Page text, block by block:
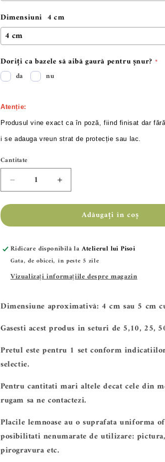
Dimensiuni 4 cm
Doriți ca bazele să aibă gaură pentru șnur?
da nu
Atenție:
Produsulvine exactca în poză,fiind finisat dar
ise adaugavreun strat deprotecție sau lac.
Cantitate
Cantitate
Reduceți
cantitatea
Baza
blank-
Iepuras
21
Creșteți
cantitatea
pentru
Baza
blank-
Iepuras
21
Adăugați în coș
Ridicare disponibilă la Atelierul lui Pisoi
Gata, de obicei, în peste 5 zile
Vizualizați informațiile despre magazin
Dimensiune aproximativă: 4 cm sau 5 cm
Gasesti acest produs in seturi de 5,10, 25,
Pretul este pentru 1 set conform
selectie.
Pentru cantitati mari altele decat cele din
rugam sa ne contactezi.
Placile lemnoase au o suprafata uniforma
posibilitati nenumarate de utilizare: pictura,
pirogravura etc.